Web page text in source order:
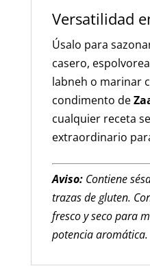
Versatilidad
Úsalo para
casero,
labneh o marinar
condimento de
cualquier receta
extraordinario
Aviso:Contiene
trazas de gluten.
fresco y seco para
potencia aromática.